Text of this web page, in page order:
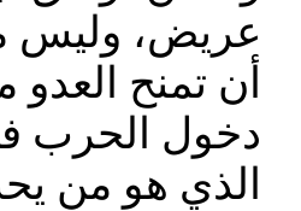
عريض، وليس
أن تمنح العدو
دخول الحرب
الذي هو من